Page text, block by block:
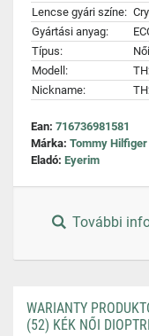
Lencse gyári színe:
Gyártási anyag:
Típus:
Női
Modell:
Nickname:
Ean: 716736981581
Márka: Tommy Hilfiger
Eladó: Eyerim
További
WARIANTY
(52) KÉK NŐI